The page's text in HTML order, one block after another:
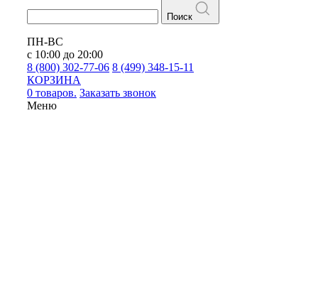
Поиск
ПН-ВС
с 10:00 до 20:00
8 (800) 302-77-06 8 (499) 348-15-11
КОРЗИНА
0 товаров. Заказать звонок
Меню